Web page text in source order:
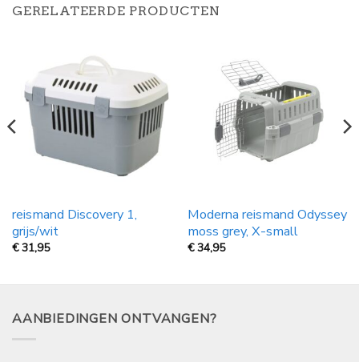
GERELATEERDE PRODUCTEN
reismand Discovery 1,
grijs/wit
€31,95
Moderna reismand Odyssey
moss grey, X-small
€34,95
AANBIEDINGEN ONTVANGEN?